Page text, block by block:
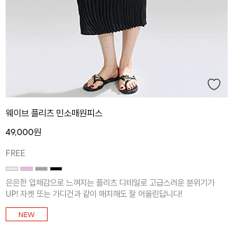
웨이브 플리츠 민소매원피스
49,000원
FREE
은은한 입체감으로 느껴지는 플리츠 디테일로 고급스러운 분위기가
UP! 자켓 또는 가디건과 같이 매치해도 잘 어울린답니다!